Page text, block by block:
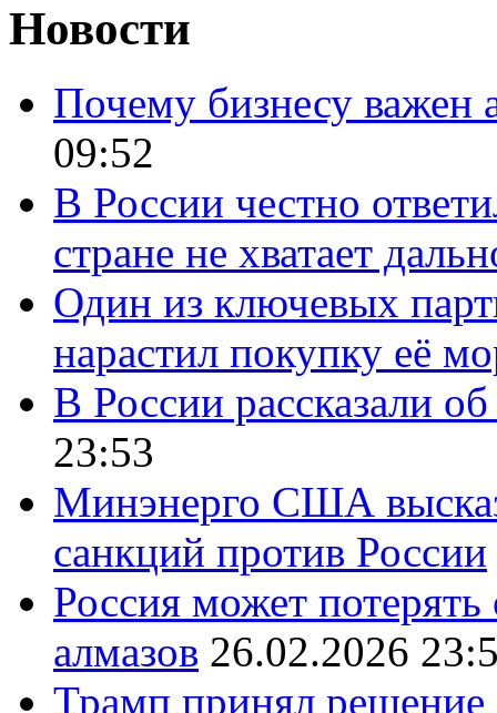
Новости
Почему бизнесу важен
09:52
В России честно
стране не хватает
Один из ключевых
нарастил покупку её
В России рассказали
23:53
Минэнерго США
санкций против России
Россия может
алмазов 26.02.2026
Трамп принял решение